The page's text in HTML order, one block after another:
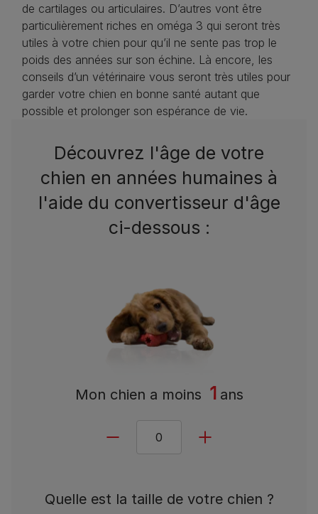
de cartilages ou articulaires. D’autres vont être
particulièrement riches en oméga 3 qui seront très
utiles à votre chien pour qu’il ne sente pas trop le
poids des années sur son échine. Là encore, les
conseils d’un vétérinaire vous seront très utiles pour
garder votre chien en bonne santé autant que
possible et prolonger son espérance de vie.
Découvrez l'âge de votre
chien en années humaines à
l'aide du convertisseur d'âge
ci-dessous :
Mon chien a moins 1 ans
Quelle est la taille de votre chien ?